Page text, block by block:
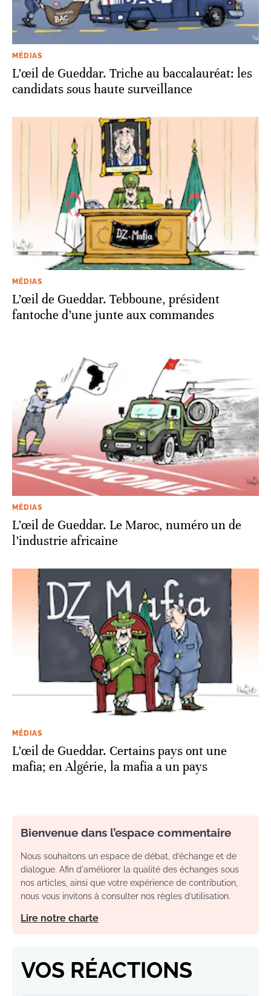
MÉDIAS
L’œil de Gueddar. Triche au baccalauréat: les
candidats sous haute surveillance
MÉDIAS
L’œil de Gueddar. Tebboune, président
fantoche d’une junte aux commandes
MÉDIAS
L’œil de Gueddar. Le Maroc, numéro un de
l’industrie africaine
MÉDIAS
L’œil de Gueddar. Certains pays ont une
mafia; en Algérie, la mafia a un pays
Bienvenue dans l’espace commentaire
Nous souhaitons un espace de débat, d’échange et de
dialogue. Afin d'améliorer la qualité des échanges sous
nos articles, ainsi que votre expérience de contribution,
nous vous invitons à consulter nos règles d’utilisation.
Lire notre charte
VOS RÉACTIONS